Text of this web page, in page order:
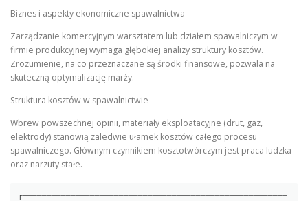
Biznes i aspekty ekonomiczne spawalnictwa
Zarządzanie komercyjnym warsztatem lub działem spawalniczym w
firmie produkcyjnej wymaga głębokiej analizy struktury kosztów.
Zrozumienie, na co przeznaczane są środki finansowe, pozwala na
skuteczną optymalizację marży.
Struktura kosztów w spawalnictwie
Wbrew powszechnej opinii, materiały eksploatacyjne (drut, gaz,
elektrody) stanowią zaledwie ułamek kosztów całego procesu
spawalniczego. Głównym czynnikiem kosztotwórczym jest praca ludzka
oraz narzuty stałe.
┌───────────────────────────────────────────────────────